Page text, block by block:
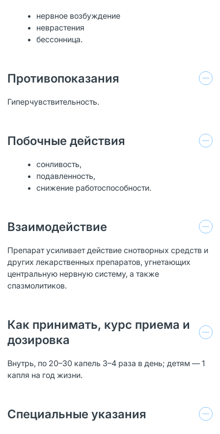
нервное возбуждение
неврастения
бессонница.
Противопоказания
Гиперчувствительность.
Побочные действия
сонливость,
подавленность,
снижение работоспособности.
Взаимодействие
Препарат усиливает действие снотворных средств и
других лекарственных препаратов, угнетающих
центральную нервную систему, а также
спазмолитиков.
Как принимать, курс приема и
дозировка
Внутрь, по 20–30 капель 3–4 раза в день; детям — 1
капля на год жизни.
Специальные указания